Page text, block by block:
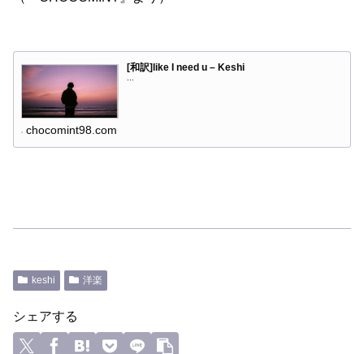
[和訳]like I need u – Keshi
chocomint98.com
keshi 洋楽
シェアする